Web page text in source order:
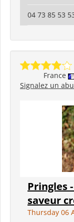
04 73 85 53
France
Signalez un
Pringles
saveur
Thursday 06